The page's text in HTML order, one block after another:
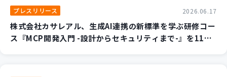
イベント・セミナー
ニュース
採用情報
プレスリリース 2026.06.17
株式会社カサレアル、生成AI連携の新標準を学ぶ研修コー
ス『MCP開発入門 -設計からセキュリティまで-』を11月